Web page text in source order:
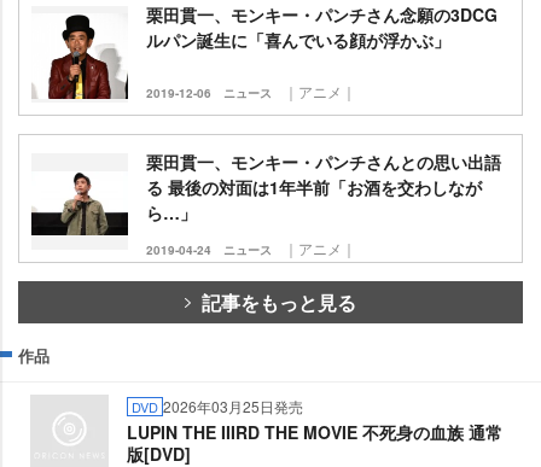
栗田貫一、モンキー・パンチさん念願の3DCG
ルパン誕生に「喜んでいる顔が浮かぶ」
2019-12-06 ニュース ｜アニメ｜
栗田貫一、モンキー・パンチさんとの思い出語
る 最後の対面は1年半前「お酒を交わしなが
ら…」
2019-04-24 ニュース ｜アニメ｜
記事をもっと見る
作品
DVD 2026年03月25日発売
LUPIN THE IIIRD THE MOVIE 不死身の血族 通常
版[DVD]